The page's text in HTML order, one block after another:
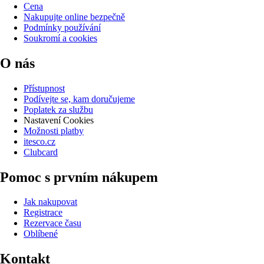
Cena
Nakupujte online bezpečně
Podmínky používání
Soukromí a cookies
O nás
Přístupnost
Podívejte se, kam doručujeme
Poplatek za službu
Nastavení Cookies
Možnosti platby
itesco.cz
Clubcard
Pomoc s prvním nákupem
Jak nakupovat
Registrace
Rezervace času
Oblíbené
Kontakt